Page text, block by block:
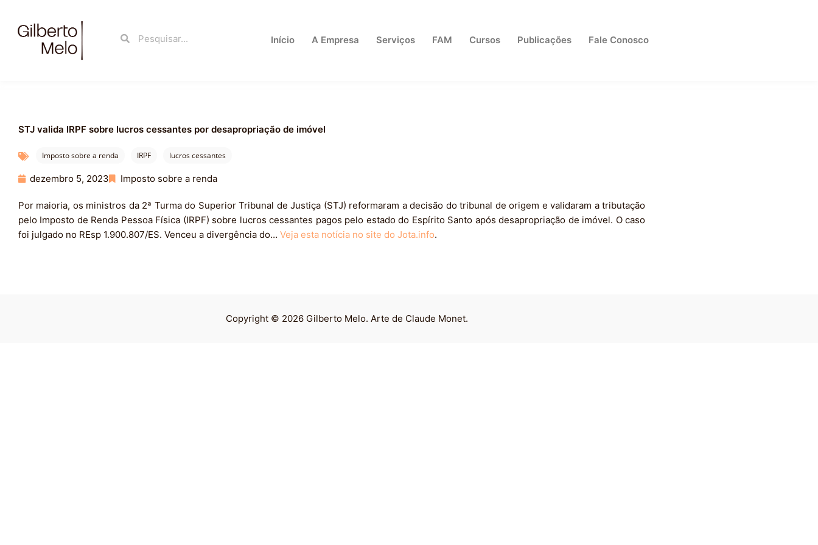
SearchSearch
Início A Empresa Serviços FAM Cursos Publicações Fale Conosco
STJ valida IRPF sobre lucros cessantes por desapropriação de imóvel
Imposto sobre a renda IRPF lucros cessantes
dezembro 5, 2023 Imposto sobre a renda
Por maioria, os ministros da 2ª Turma do Superior Tribunal de Justiça (STJ) reformaram a decisão do tribunal de origem e validaram a tributação
pelo Imposto de Renda Pessoa Física (IRPF) sobre lucros cessantes pagos pelo estado do Espírito Santo após desapropriação de imóvel. O caso
foi julgado no REsp 1.900.807/ES. Venceu a divergência do… Veja esta notícia no site do Jota.info.
Copyright © 2026 Gilberto Melo. Arte de Claude Monet.